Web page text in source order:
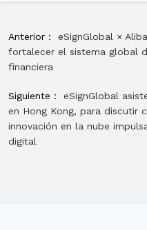
Anterior： eSignGlobal ×
fortalecer el sistema global
financiera
Siguiente： eSignGlobal
en Hong Kong, para discutir
innovación en la nube
digital